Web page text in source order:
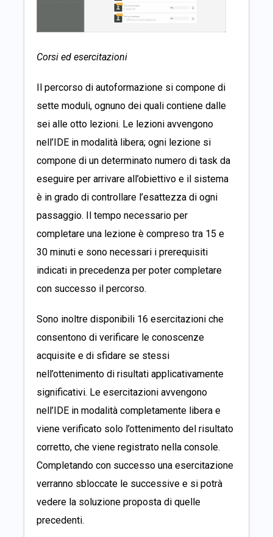
Corsi ed esercitazioni
Il percorso di autoformazione si compone di
sette moduli, ognuno dei quali contiene dalle
sei alle otto lezioni. Le lezioni avvengono
nell’IDE in modalità libera; ogni lezione si
compone di un determinato numero di task da
eseguire per arrivare all’obiettivo e il sistema
è in grado di controllare l’esattezza di ogni
passaggio. Il tempo necessario per
completare una lezione è compreso tra 15 e
30 minuti e sono necessari i prerequisiti
indicati in precedenza per poter completare
con successo il percorso.
Sono inoltre disponibili 16 esercitazioni che
consentono di verificare le conoscenze
acquisite e di sfidare se stessi
nell’ottenimento di risultati applicativamente
significativi. Le esercitazioni avvengono
nell’IDE in modalità completamente libera e
viene verificato solo l’ottenimento del risultato
corretto, che viene registrato nella console.
Completando con successo una esercitazione
verranno sbloccate le successive e si potrà
vedere la soluzione proposta di quelle
precedenti.